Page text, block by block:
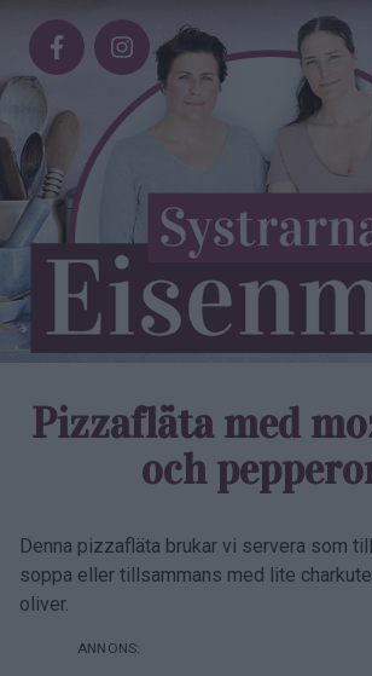
Pizzafläta med
och
Denna pizzafläta brukar vi servera som
soppa eller tillsammans med lite
oliver.